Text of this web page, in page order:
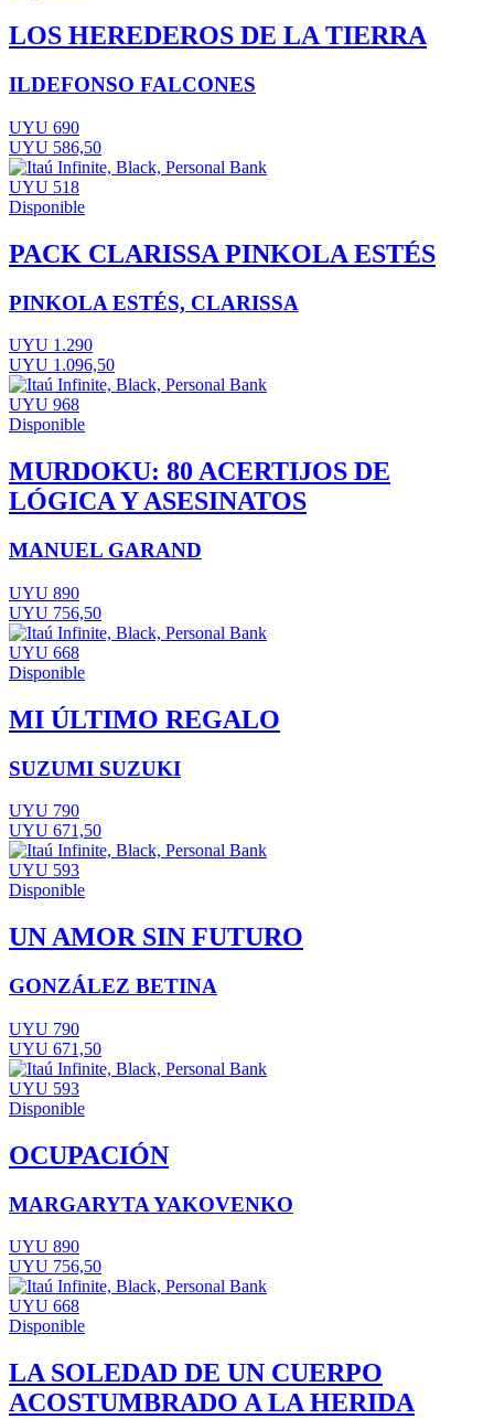
LOS HEREDEROS DE LA TIERRA
ILDEFONSO FALCONES
UYU 690
UYU 586,50
UYU 518
Disponible
PACK CLARISSA PINKOLA ESTÉS
PINKOLA ESTÉS, CLARISSA
UYU 1.290
UYU 1.096,50
UYU 968
Disponible
MURDOKU: 80 ACERTIJOS DE
LÓGICA Y ASESINATOS
MANUEL GARAND
UYU 890
UYU 756,50
UYU 668
Disponible
MI ÚLTIMO REGALO
SUZUMI SUZUKI
UYU 790
UYU 671,50
UYU 593
Disponible
UN AMOR SIN FUTURO
GONZÁLEZ BETINA
UYU 790
UYU 671,50
UYU 593
Disponible
OCUPACIÓN
MARGARYTA YAKOVENKO
UYU 890
UYU 756,50
UYU 668
Disponible
LA SOLEDAD DE UN CUERPO
ACOSTUMBRADO A LA HERIDA